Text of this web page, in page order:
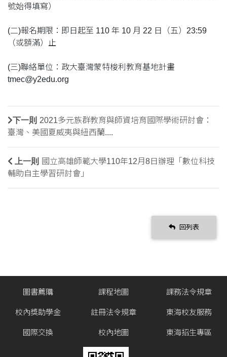
號始得填寫）
(二)報名期限：即日起至 110 年 10 月 22 日（五）23:59
（或額滿）止
(三)聯絡單位：政大臺灣蒙特梭利教育基地計畫
tmec@y2edu.org
下一則 2021多元族群教育與師資培育國際學術研討會：
臺灣、美國夏威夷與紐西蘭....
上一則
國立高雄師範大學110年12月8日辦理「數位科技
輔助自主學習研討會」
回列表
圖書薦購
校內獎助學金
國際交換
課程地圖
註冊法令規章
校內地圖
課務法令規章
東海校友服務
東海招生專區